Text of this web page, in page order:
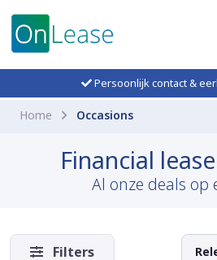
Persoonlijk contact &
Home Occasions
Financial
Al onze deals op
Filters